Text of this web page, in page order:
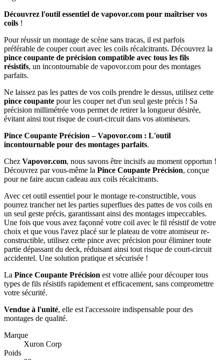
Découvrez l'outil essentiel de vapovor.com pour maîtriser vos
coils !
Pour réussir un montage de scène sans tracas, il est parfois
préférable de couper court avec les coils récalcitrants. Découvrez la
pince coupante de précision compatible avec tous les fils
résistifs, un incontournable de vapovor.com pour des montages
parfaits.
Ne laissez pas les pattes de vos coils prendre le dessus, utilisez cette
pince coupante pour les couper net d'un seul geste précis ! Sa
précision millimétrée vous permet de retirer la longueur désirée,
évitant ainsi tout risque de court-circuit dans vos atomiseurs.
Pince Coupante Précision – Vapovor.com : L'outil
incontournable pour des montages parfaits.
Chez Vapovor.com, nous savons être incisifs au moment opportun !
Découvrez par vous-même la Pince Coupante Précision, conçue
pour ne faire aucun cadeau aux coils récalcitrants.
Avec cet outil essentiel pour le montage re-constructible, vous
pourrez trancher net les parties superflues des pattes de vos coils en
un seul geste précis, garantissant ainsi des montages impeccables.
Une fois que vous avez façonné votre coil avec le fil résistif de votre
choix et que vous l'avez placé sur le plateau de votre atomiseur re-
constructible, utilisez cette pince avec précision pour éliminer toute
partie dépassant du deck, réduisant ainsi tout risque de court-circuit
accidentel. Une solution pratique et sécurisée !
La Pince Coupante Précision est votre alliée pour découper tous
types de fils résistifs rapidement et efficacement, sans compromettre
votre sécurité.
Vendue à l'unité, elle est l'accessoire indispensable pour des
montages de qualité.
Marque
Xuron Corp
Poids